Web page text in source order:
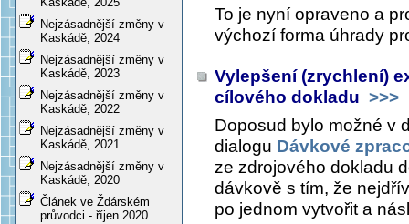
Nejzásadnější změny v
Kaskádě, 2024
Nejzásadnější změny v
Kaskádě, 2023
Nejzásadnější změny v
Kaskádě, 2022
Nejzásadnější změny v
Kaskádě, 2021
Nejzásadnější změny v
Kaskádě, 2020
Článek ve Ždárském
průvodci - říjen 2020
To je nyní opraveno a
výchozí forma úhrady
Vylepšení (zrychlení)
cílového dokladu >>>
Doposud bylo možné v
dialogu Dávkové
ze zdrojového dokladu
dávkově s tím, že
po jednom vytvořit a